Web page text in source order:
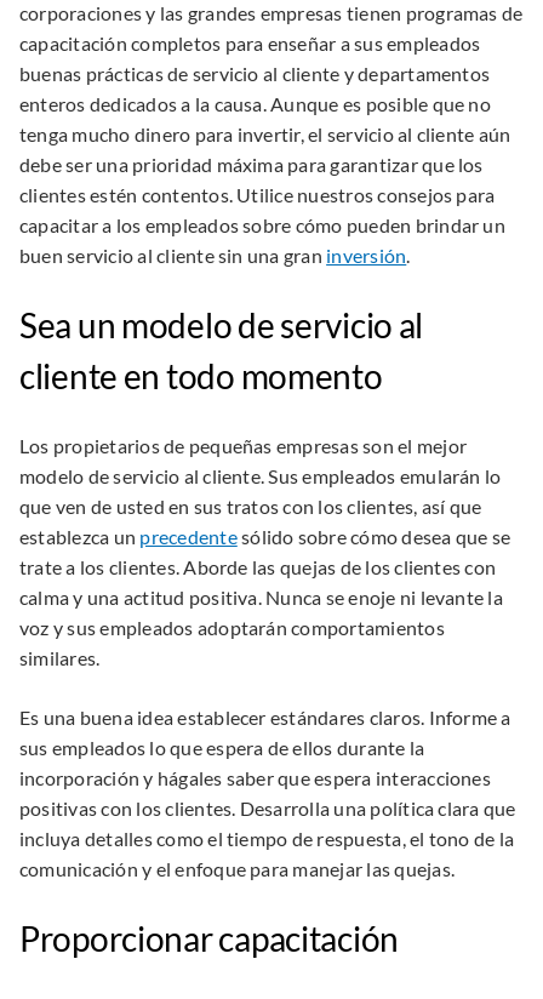
corporaciones y las grandes empresas tienen programas de
capacitación completos para enseñar a sus empleados
buenas prácticas de servicio al cliente y departamentos
enteros dedicados a la causa. Aunque es posible que no
tenga mucho dinero para invertir, el servicio al cliente aún
debe ser una prioridad máxima para garantizar que los
clientes estén contentos. Utilice nuestros consejos para
capacitar a los empleados sobre cómo pueden brindar un
buen servicio al cliente sin una gran inversión.
Sea un modelo de servicio al
cliente en todo momento
Los propietarios de pequeñas empresas son el mejor
modelo de servicio al cliente. Sus empleados emularán lo
que ven de usted en sus tratos con los clientes, así que
establezca un precedentesólido sobre cómo desea que se
trate a los clientes. Aborde las quejas de los clientes con
calma y una actitud positiva. Nunca se enoje ni levante la
voz y sus empleados adoptarán comportamientos
similares.
Es una buena idea establecer estándares claros. Informe a
sus empleados lo que espera de ellos durante la
incorporación y hágales saber que espera interacciones
positivas con los clientes. Desarrolla una política clara que
incluya detalles como el tiempo de respuesta, el tono de la
comunicación y el enfoque para manejar las quejas.
Proporcionar capacitación